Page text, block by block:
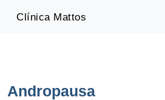
Clínica Mattos
Andropausa